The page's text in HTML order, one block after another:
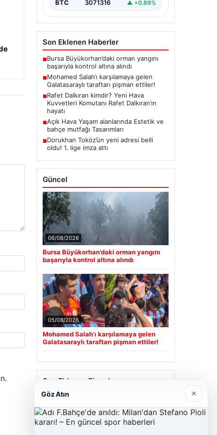
BTC 3071316 ▲ +0.89%
Son Eklenen Haberler
■Bursa Büyükorhan’daki orman yangını
başarıyla kontrol altına alındı
■Mohamed Salah’ı karşılamaya gelen
Galatasaraylı taraftarı pişman ettiler!
■Rafet Dalkıran kimdir? Yeni Hava
Kuvvetleri Komutanı Rafet Dalkıran’ın
hayatı
■Açık Hava Yaşam alanlarında Estetik ve
bahçe mutfağı Tasarımları
■Dorukhan Toköz’ün yeni adresi belli
oldu! 1. lige imza attı
Güncel
06/08/2026
Bursa Büyükorhan’daki orman yangını
başarıyla kontrol altına alındı
05/08/2026
Mohamed Salah’ı karşılamaya gelen
Galatasaraylı taraftarı pişman ettiler!
Son Eklenen Firmalar
23/06/2026
Göz Atın ×